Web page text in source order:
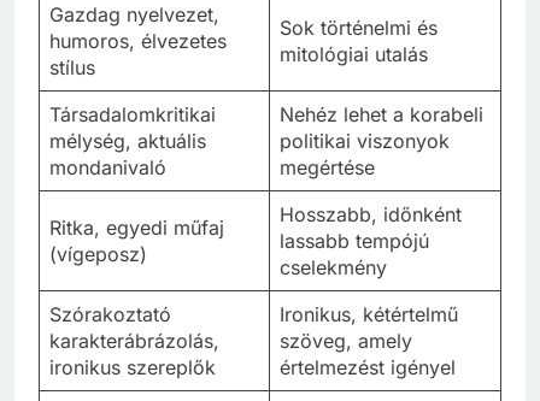
Gazdag nyelvezet,
humoros, élvezetes
stílus
Sok történelmi és
mitológiai utalás
Társadalomkritikai
mélység, aktuális
mondanivaló
Nehéz lehet a korabeli
politikai viszonyok
megértése
Ritka, egyedi műfaj
(vígeposz)
Hosszabb, időnként
lassabb tempójú
cselekmény
Szórakoztató
karakterábrázolás,
ironikus szereplők
Ironikus, kétértelmű
szöveg, amely
értelmezést igényel